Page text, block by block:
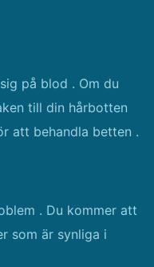
på blod . Om du
till din hårbotten
att behandla betten .
. Du kommer att
som är synliga i